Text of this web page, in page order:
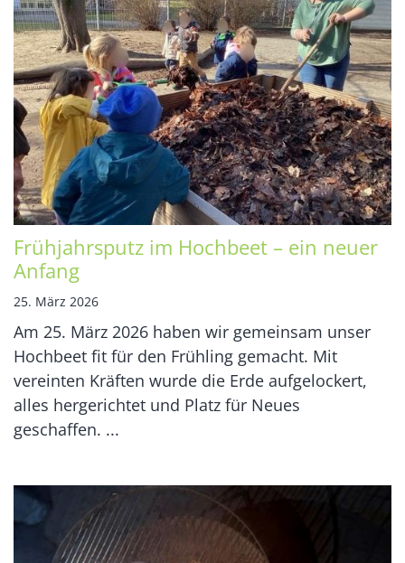
Frühjahrsputz im Hochbeet – ein neuer
Anfang
25. März 2026
Am 25. März 2026 haben wir gemeinsam unser
Hochbeet fit für den Frühling gemacht. Mit
vereinten Kräften wurde die Erde aufgelockert,
alles hergerichtet und Platz für Neues
geschaffen. ...